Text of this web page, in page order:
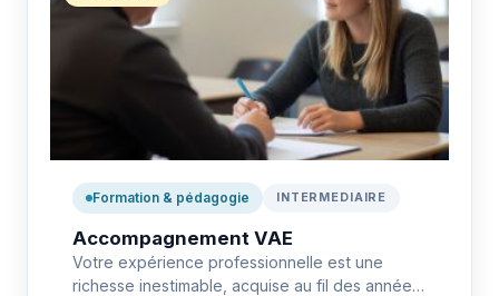
Formation & pédagogie INTERMEDIAIRE
Accompagnement VAE
Votre expérience professionnelle est une
richesse inestimable, acquise au fil des années